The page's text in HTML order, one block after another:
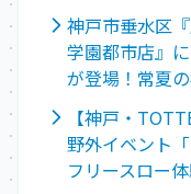
神戸市垂水区
学園都市店』
が登場！常夏
【神戸・
野外イベント
フリースロー